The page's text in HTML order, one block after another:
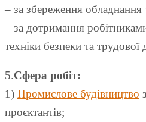
– за збереження обладнання
– за дотримання
техніки безпеки та трудової
5.Сфера робіт:
1) Промислове будівництво
проєктантів;